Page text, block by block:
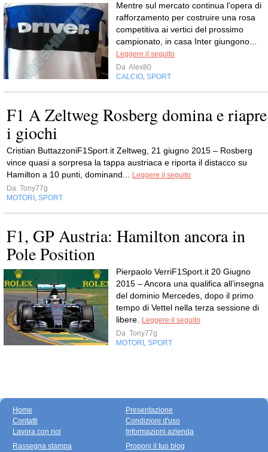
Mentre sul mercato continua l’opera di
rafforzamento per costruire una rosa
competitiva ai vertici del prossimo
campionato, in casa Inter giungono...
Leggere il seguito
Da Alex80
CALCIO, SPORT
F1 A Zeltweg Rosberg domina e riapre
i giochi
Cristian ButtazzoniF1Sport.it Zeltweg, 21 giugno 2015 – Rosberg
vince quasi a sorpresa la tappa austriaca e riporta il distacco su
Hamilton a 10 punti, dominand... Leggere il seguito
Da Tony77g
MOTORI , SPORT
F1, GP Austria: Hamilton ancora in
Pole Position
Pierpaolo VerriF1Sport.it 20 Giugno
2015 – Ancora una qualifica all’insegna
del dominio Mercedes, dopo il primo
tempo di Vettel nella terza sessione di
libere. Leggere il seguito
Da Tony77g
MOTORI , SPORT
Home
Contatti
Lavora con noi
Presentazione
Condizioni d'uso
Informazioni azienda
Rassegna stampa
Proponi il tuo blog